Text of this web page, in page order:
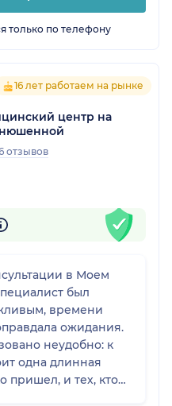
только по телефону
16 лет работаем на рынке
центр на
отзывов
в Моем
был
времени
ожидания.
неудобно: к
одна длинная
пришел, и тех, кто